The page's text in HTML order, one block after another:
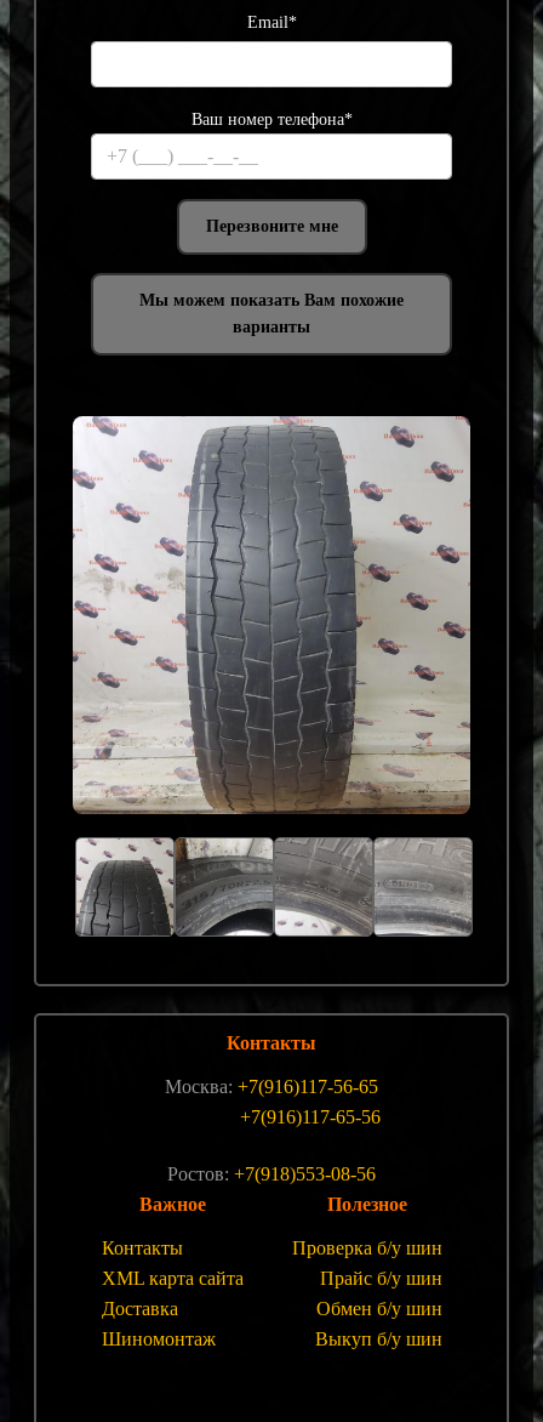
Email*
Ваш номер телефона*
Мы можем показать Вам похожие
варианты
Контакты
Москва: +7(916)117-56-65
+7(916)117-65-56
Ростов: +7(918)553-08-56
Важное
Контакты
XML карта сайта
Доставка
Шиномонтаж
Полезное
Проверка б/у шин
Прайс б/у шин
Обмен б/у шин
Выкуп б/у шин